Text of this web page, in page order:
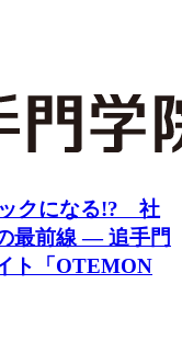
クになる!? 社
最前線 ― 追手門
ト「OTEMON